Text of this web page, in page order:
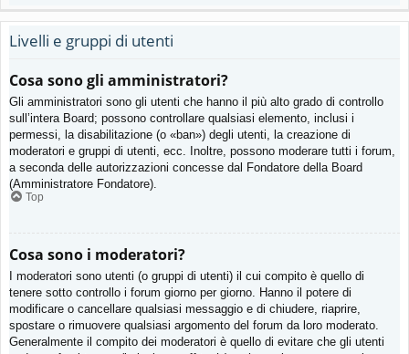
Livelli e gruppi di utenti
Cosa sono gli amministratori?
Gli amministratori sono gli utenti che hanno il più alto grado di controllo
sull’intera Board; possono controllare qualsiasi elemento, inclusi i
permessi, la disabilitazione (o «ban») degli utenti, la creazione di
moderatori e gruppi di utenti, ecc. Inoltre, possono moderare tutti i forum,
a seconda delle autorizzazioni concesse dal Fondatore della Board
(Amministratore Fondatore).
Top
Cosa sono i moderatori?
I moderatori sono utenti (o gruppi di utenti) il cui compito è quello di
tenere sotto controllo i forum giorno per giorno. Hanno il potere di
modificare o cancellare qualsiasi messaggio e di chiudere, riaprire,
spostare o rimuovere qualsiasi argomento del forum da loro moderato.
Generalmente il compito dei moderatori è quello di evitare che gli utenti